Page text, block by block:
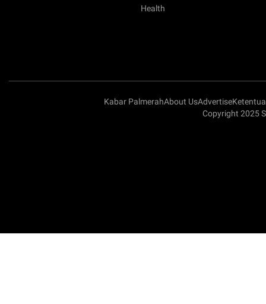
Health
Kabar PalmerahAbout UsAdvertise
Copyright 2025